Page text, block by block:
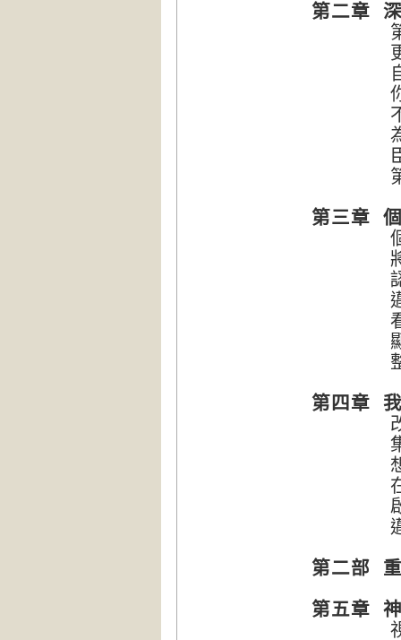
第二章
第六
更高
自我
你準備
不斷
為何
臣服
第六
第三章
個人的
將第三
認識
邁入
看見
顯化
整合
第四章
改變
集體
想像
在地
啟動
邁向
第二部
第五章
視覺